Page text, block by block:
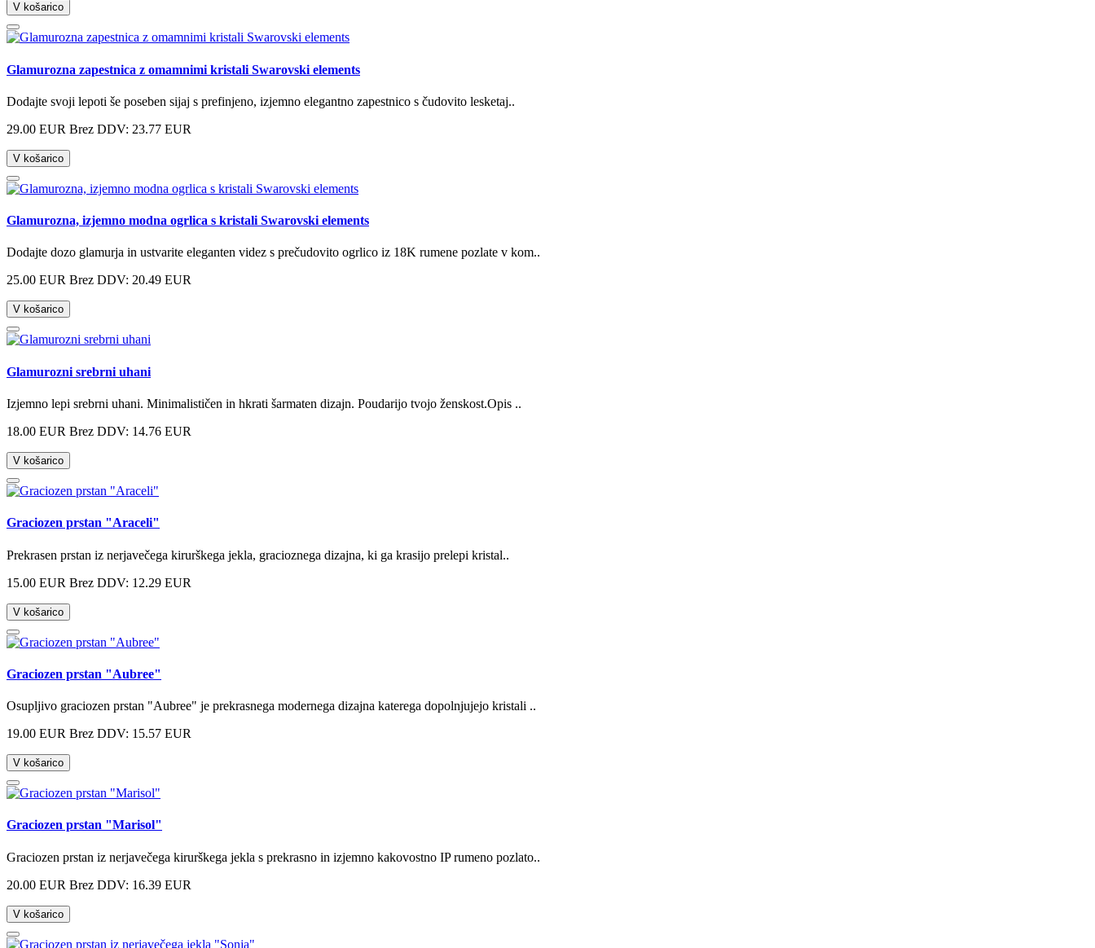
V košarico
Glamurozna zapestnica z omamnimi kristali Swarovski elements
Dodajte svoji lepoti še poseben sijaj s prefinjeno, izjemno elegantno zapestnico s čudovito lesketaj..
29.00 EUR Brez DDV: 23.77 EUR
V košarico
Glamurozna, izjemno modna ogrlica s kristali Swarovski elements
Dodajte dozo glamurja in ustvarite eleganten videz s prečudovito ogrlico iz 18K rumene pozlate v kom..
25.00 EUR Brez DDV: 20.49 EUR
V košarico
Glamurozni srebrni uhani
Izjemno lepi srebrni uhani. Minimalističen in hkrati šarmaten dizajn. Poudarijo tvojo ženskost.Opis ..
18.00 EUR Brez DDV: 14.76 EUR
V košarico
Graciozen prstan "Araceli"
Prekrasen prstan iz nerjavečega kirurškega jekla, gracioznega dizajna, ki ga krasijo prelepi kristal..
15.00 EUR Brez DDV: 12.29 EUR
V košarico
Graciozen prstan "Aubree"
Osupljivo graciozen prstan "Aubree" je prekrasnega modernega dizajna katerega dopolnjujejo kristali ..
19.00 EUR Brez DDV: 15.57 EUR
V košarico
Graciozen prstan "Marisol"
Graciozen prstan iz nerjavečega kirurškega jekla s prekrasno in izjemno kakovostno IP rumeno pozlato..
20.00 EUR Brez DDV: 16.39 EUR
V košarico